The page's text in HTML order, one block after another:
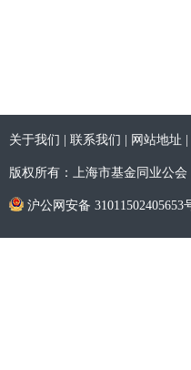
关于我们 联系我们 网站地址
版权所有：上海市基金同业公会
沪公网安备 31011502405653